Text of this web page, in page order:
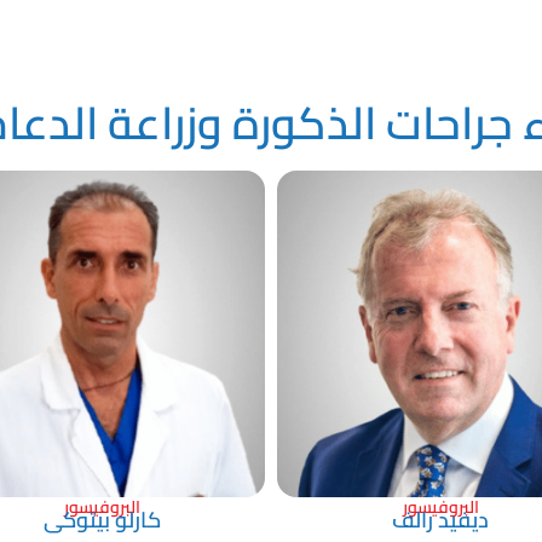
جراحات الذكورة وزراعة
البروفيسور
ديفيد رالف البروفيسور
كارلو بيتوكى